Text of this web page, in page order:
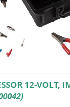
12-VOLT,